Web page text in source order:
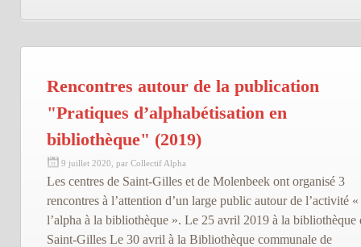
Rencontres autour de la publication
"Pratiques d’alphabétisation en
bibliothèque" (2019)
9 juillet 2020, par Collectif Alpha
Les centres de Saint-Gilles et de Molenbeek ont organisé 3
rencontres à l’attention d’un large public autour de l’activité
l’alpha à la bibliothèque ». Le 25 avril 2019 à la bibliothèque
Saint-Gilles Le 30 avril à la Bibliothèque communale de